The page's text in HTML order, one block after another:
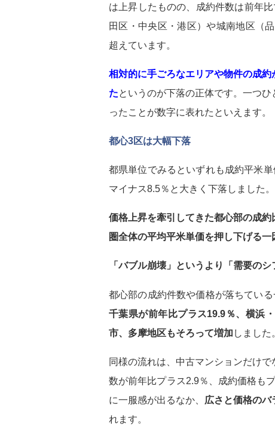
は上昇したものの、成約件数は前年
田区・中央区・港区）や城南地区（
超えています。
相対的に手ごろなエリアや物件の成
たというのが下落の正体です。一つ
ったことが数字に表れたといえます。
都心3区は大幅下落
都県単位でみるといずれも成約平米
マイナス8.5％と大きく下落しました。
価格上昇を牽引してきた都心部の成約
圏全体の平均平米単価を押し下げる一
「バブル崩壊」というより「需要の
都心部の成約件数や価格が落ちてい
千葉県が前年比プラス19.9％、横浜
市、多摩地区もそろって増加 しました
同様の流れは、中古マンションだけ
数が前年比プラス2.9％、成約価格も
に一服感が出るなか、 広さと価格のバ
れます。